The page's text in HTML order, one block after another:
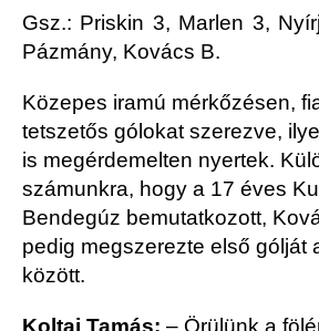
Gsz.: Priskin 3, Marlen 3,
Pázmány, Kovács B.
Közepes iramú mérkőzésen,
tetszetős gólokat szerezve,
is megérdemelten nyertek.
számunkra, hogy a 17 éves
Bendegúz bemutatkozott,
pedig megszerezte első gólját
között.
Koltai Tamás: – Örülünk a